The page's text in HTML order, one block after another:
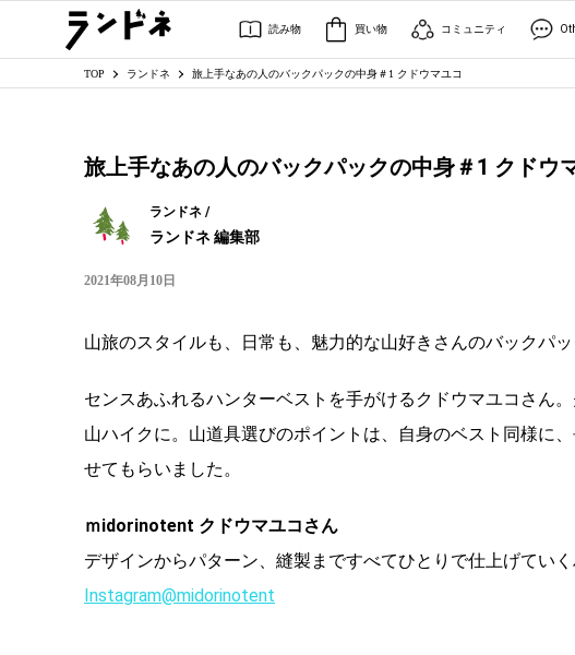
読み物 買い物 コミュニティ
TOP ランドネ 旅上手なあの人のバックパックの中身＃1 クドウマユコ
旅上手なあの人のバックパックの中身＃1 クドウ
ランドネ /
ランドネ 編集部
2021年08月10日
山旅のスタイルも、日常も、魅力的な山好きさんのバックパ
センスあふれるハンターベストを手がけるクドウマユコさん
山ハイクに。山道具選びのポイントは、自身のベスト同様に
せてもらいました。
ｍidorinotent クドウマユコさん
デザインからパターン、縫製まですべてひとりで仕上げてい
Instagram@midorinotent